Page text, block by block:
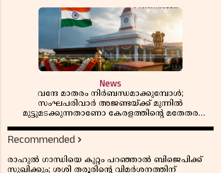
News
വന്ദേ മാതരം നിർബന്ധമാക്കുമ്പോൾ;
സംഘപരിവാർ അജണ്ടയ്ക്ക് മുന്നിൽ
മുട്ടുമടക്കുന്നതാണോ കേരളത്തിന്റെ മതേതര
Recommended
രാഹുൽ ഗാന്ധിയെ കുറ്റം പറഞ്ഞാൽ ബിജെപിക്ക്
സുഖിക്കും; ശശി തരൂരിന്റെ വിമർശനത്തിന്